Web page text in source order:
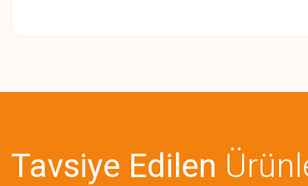
Ürün bilgilerinde hatalar bulunuyor.
Ürün fiyatı diğer sitelerden daha pahalı.
Tavsiye Edilen